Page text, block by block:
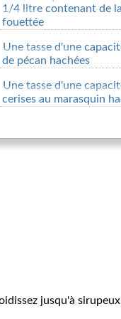
1/4 litre contenant de
fouettée
Une tasse d'une
de pécan hachées
Une tasse d'une
cerises au marasquin
jusqu'à